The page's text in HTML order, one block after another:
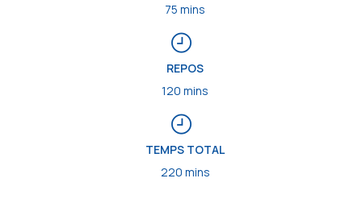
75 mins
REPOS
120 mins
TEMPS TOTAL
220 mins